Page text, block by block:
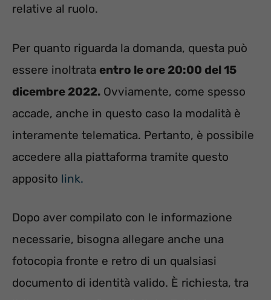
relative al ruolo.
Per quanto riguarda la domanda, questa può
essere inoltrata entro le ore 20:00 del 15
dicembre 2022. Ovviamente, come spesso
accade, anche in questo caso la modalità è
interamente telematica. Pertanto, è possibile
accedere alla piattaforma tramite questo
apposito link.
Dopo aver compilato con le informazione
necessarie, bisogna allegare anche una
fotocopia fronte e retro di un qualsiasi
documento di identità valido. È richiesta, tra